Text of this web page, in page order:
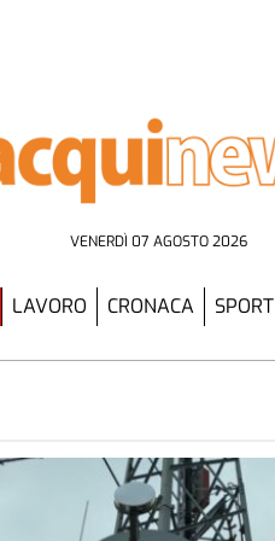
VENERDÌ 07 AGOSTO 2026
LAVORO CRONACA SPORT